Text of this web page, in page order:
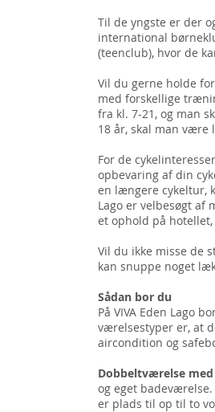
Til de yngste er der
international
(teenclub), hvor de
Vil du gerne holde
med forskellige
fra kl. 7-21, og man
18 år, skal man være
For de
opbevaring af din
en længere cykeltur,
Lago er velbesøgt af
et ophold på
Vil du ikke misse de
kan snuppe noget
Sådan bor du
På VIVA Eden Lago
værelsestyper er, at
aircondition og
Dobbeltværelse
og eget
er plads til op til to